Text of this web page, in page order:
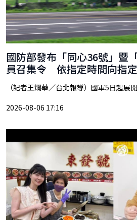
國防部發布「同心36號」暨
員召集令 依指定時間向指
（記者王烱華／台北報導）國軍5日起展
2026-08-06 17:16